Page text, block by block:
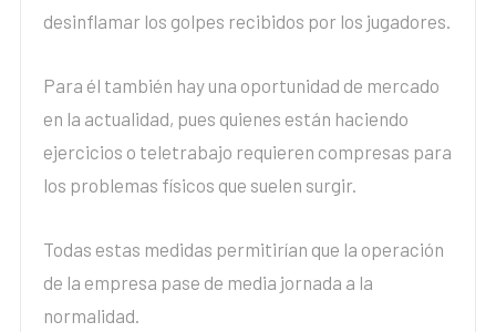
desinflamar los golpes recibidos por los jugadores.
Para él también hay una oportunidad de mercado
en la actualidad, pues quienes están haciendo
ejercicios o teletrabajo requieren compresas para
los problemas físicos que suelen surgir.
Todas estas medidas permitirían que la operación
de la empresa pase de media jornada a la
normalidad.